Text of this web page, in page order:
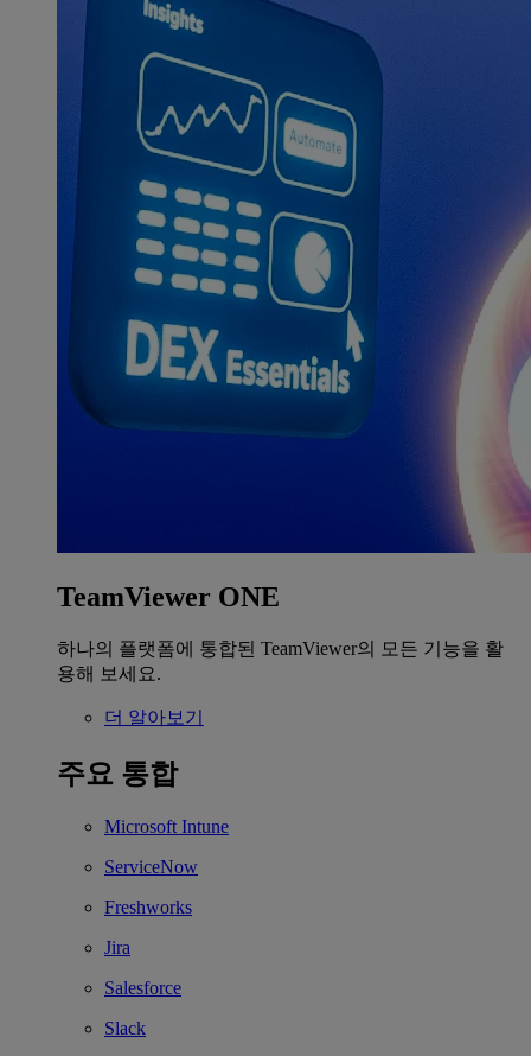
TeamViewer ONE
하나의 플랫폼에 통합된 TeamViewer의 모든 기능을 활
용해 보세요.
더 알아보기
주요 통합
Microsoft Intune
ServiceNow
Freshworks
Jira
Salesforce
Slack